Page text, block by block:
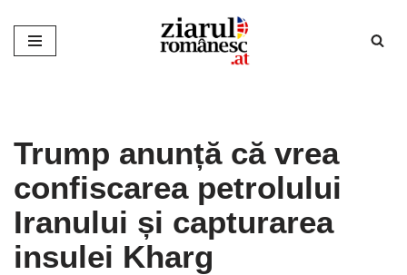
Sari
Trump anunță că vrea
confiscarea petrolului
Iranului și capturarea
insulei Kharg